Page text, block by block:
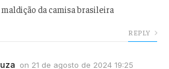
da camisa brasileira
REPLY
on 21 de agosto de 2024 19:25